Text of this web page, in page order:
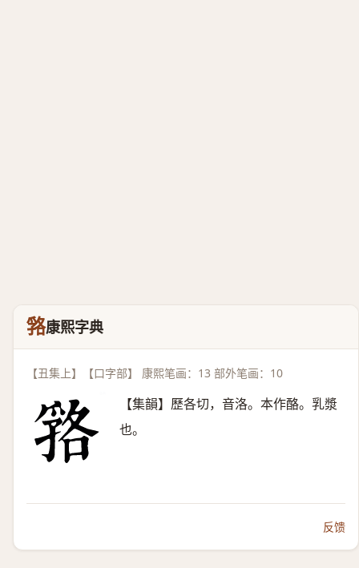
嗠康熙字典
【丑集上】【口字部】 康熙笔画：13 部外笔画：10
【集韻】歷各切，音洛。本作酪。乳漿
也。
反馈